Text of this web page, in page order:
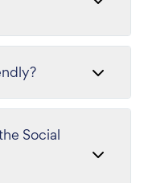
Social